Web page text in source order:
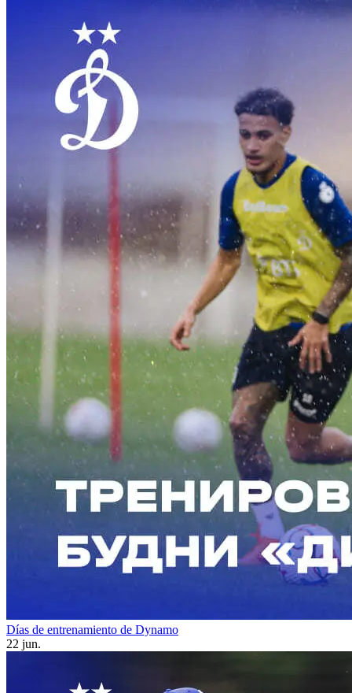
Días de entrenamiento de Dynamo
22 jun.